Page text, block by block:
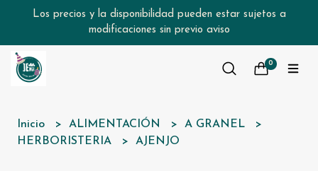
Los precios y la disponibilidad pueden estar sujetos a
modificaciones sin previo aviso
0
Inicio ALIMENTACIÓN
A GRANEL
HERBORISTERIA
AJENJO